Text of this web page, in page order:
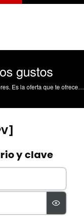
gustos
Un total de 80, entre másteres y dobles másteres. Es la oferta que te ofrece la Univesitat Politècnica de València para cuando acabes tus estudios de grado. Y se han presentado en una jornada informativa.